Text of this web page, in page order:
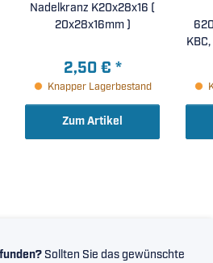
Nadelkranz K20x28x16 (
20x28x16mm )
2,50 € *
Knapper Lagerbestand
Zum Artikel
KBC,
Sollten Sie das gewünschte